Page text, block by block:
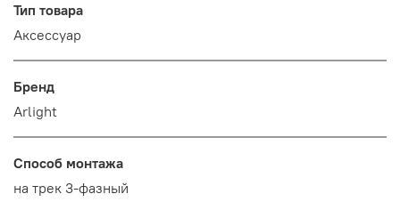
Тип товара
Аксессуар
Бренд
Arlight
Способ монтажа
на трек 3-фазный